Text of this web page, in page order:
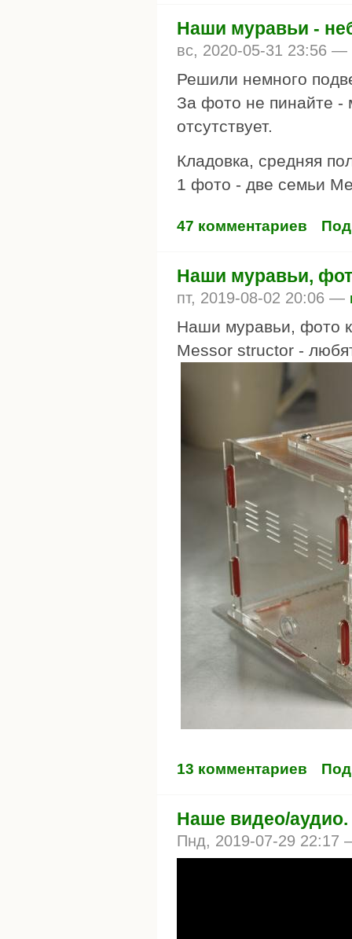
Наши муравьи -
вс, 2020-05-31 23:56 —
Решили немного
За фото не пинайте
отсутствует.
Кладовка, средняя
1 фото - две семьи
47 комментариев
Наши муравьи,
пт, 2019-08-02 20:06 —
Наши муравьи, фото
Messor structor -
13 комментариев
Наше видео/аудио.
Пнд, 2019-07-29